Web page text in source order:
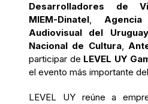
Desarrolladores de
MIEM-Dinatel,
Audiovisual del Uruguay
Nacional de Cultura,
participar de LEVEL UY
el evento más importante
LEVEL UY reúne a